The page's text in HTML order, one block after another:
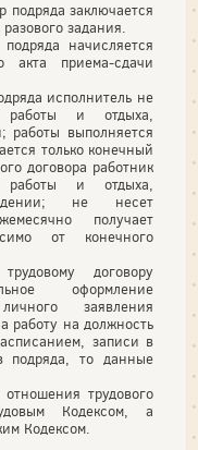
подряда заключается
задания.
начисляется
акта приема-сдачи
исполнитель не
работы и отдыха,
работы выполняется
только конечный
договора работник
работы и отдыха,
не несет
получает
от конечного
договору
оформление
заявления
работу на должность
записи в
подряда, то данные
трудового
Кодексом, а
Кодексом.